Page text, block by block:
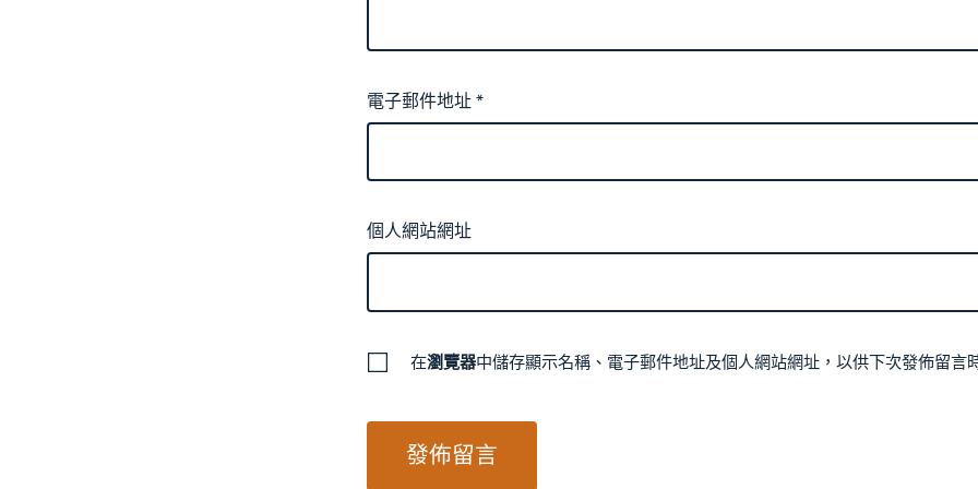
電子郵件地址*
個人網站網址
在瀏覽器中儲存顯示名稱、電子郵件地址及個人網站網址，以供下次發佈留言